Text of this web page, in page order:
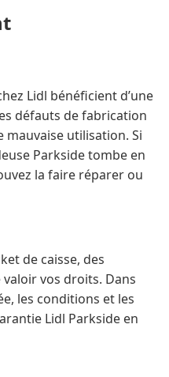
Lidl bénéficient d’une
défauts de fabrication
mauvaise utilisation. Si
Parkside tombe en
la faire réparer ou
de caisse, des
vos droits. Dans
les conditions et les
Lidl Parkside en